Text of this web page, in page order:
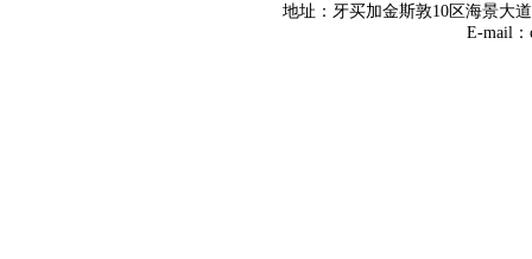
地址：牙买加金斯敦10区海景大道
E-mail：